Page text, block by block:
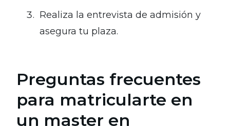
Realiza la entrevista de admisión y
asegura tu plaza.
Preguntas frecuentes
para matricularte en
un master en